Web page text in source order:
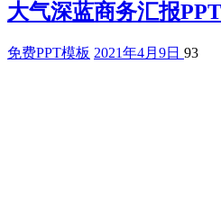
大气深蓝商务汇报
免费PPT模板 2021年4月9日 93